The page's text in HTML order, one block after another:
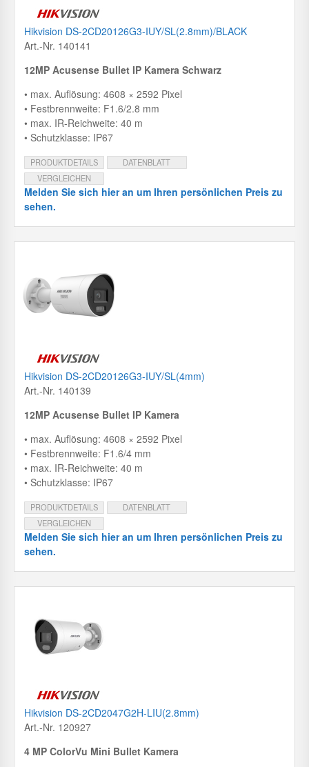
Hikvision DS-2CD20126G3-IUY/SL(2.8mm)/BLACK
Art.-Nr. 140141
12MP Acusense Bullet IP Kamera Schwarz
• max. Auflösung: 4608 × 2592 Pixel
• Festbrennweite: F1.6/2.8 mm
• max. IR-Reichweite: 40 m
• Schutzklasse: IP67
PRODUKTDETAILS
DATENBLATT
VERGLEICHEN
Melden Sie sich hier an um Ihren persönlichen Preis zu
sehen.
Hikvision DS-2CD20126G3-IUY/SL(4mm)
Art.-Nr. 140139
12MP Acusense Bullet IP Kamera
• max. Auflösung: 4608 × 2592 Pixel
• Festbrennweite: F1.6/4 mm
• max. IR-Reichweite: 40 m
• Schutzklasse: IP67
PRODUKTDETAILS
DATENBLATT
VERGLEICHEN
Melden Sie sich hier an um Ihren persönlichen Preis zu
sehen.
Hikvision DS-2CD2047G2H-LIU(2.8mm)
Art.-Nr. 120927
4 MP ColorVu Mini Bullet Kamera